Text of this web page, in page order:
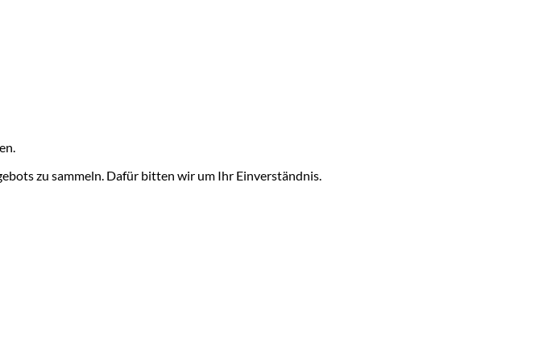
zu sammeln. Dafür bitten wir um Ihr Einverständnis.